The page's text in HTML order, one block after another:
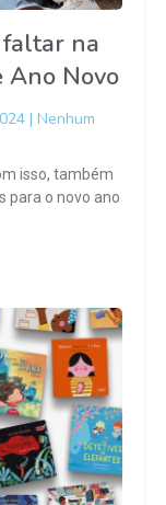
faltar na
Ano Novo
Nenhum
isso, também
para o novo ano